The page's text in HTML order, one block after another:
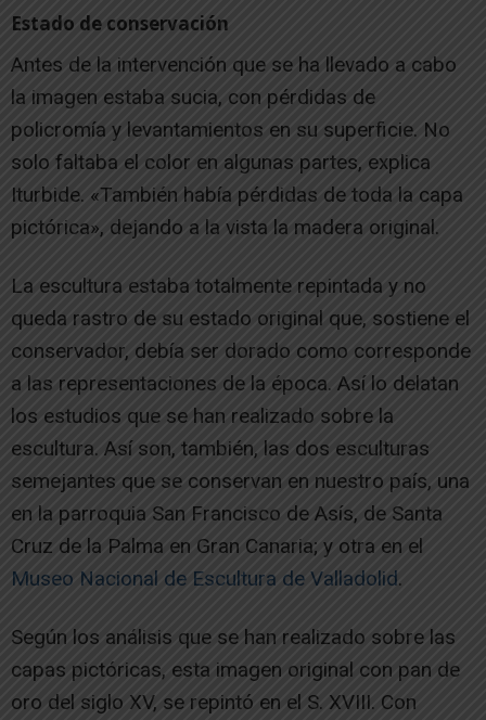
Estado de conservación
Antes de la intervención que se ha llevado a cabo
la imagen estaba sucia, con pérdidas de
policromía y levantamientos en su superficie. No
solo faltaba el color en algunas partes, explica
Iturbide. «También había pérdidas de toda la capa
pictórica», dejando a la vista la madera original.
La escultura estaba totalmente repintada y no
queda rastro de su estado original que, sostiene el
conservador, debía ser dorado como corresponde
a las representaciones de la época. Así lo delatan
los estudios que se han realizado sobre la
escultura. Así son, también, las dos esculturas
semejantes que se conservan en nuestro país, una
en la parroquia San Francisco de Asís, de Santa
Cruz de la Palma en Gran Canaria; y otra en el
Museo Nacional de Escultura de Valladolid.
Según los análisis que se han realizado sobre las
capas pictóricas, esta imagen original con pan de
oro del siglo XV, se repintó en el S. XVIII. Con